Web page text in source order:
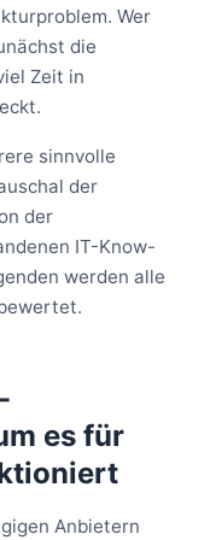
Wer
die
Zeit in
sinnvolle
der
der
IT-Know-
werden alle
es für
Anbietern